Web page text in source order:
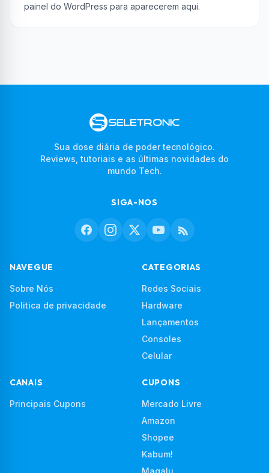
painel do WordPress para aparecerem aqui.
Sua dose diária de poder tecnológico.
Reviews, tutoriais e as últimas novidades do
mundo Tech.
SIGA-NOS
NAVEGUE
Sobre Nós
Politica de privacidade
CATEGORIAS
Redes Sociais
Hardware
Lançamentos
Consoles
Celular
CANAIS
Principais Cupons
CUPONS
Mercado Livre
Amazon
Shopee
Kabum!
Magalu